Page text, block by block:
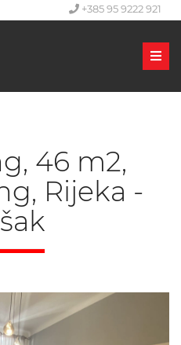
+385 95 9222 921
46 m2,
Rijeka -